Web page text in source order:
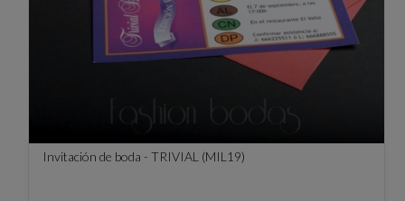
Invitación de boda - TRIVIAL (MIL19)